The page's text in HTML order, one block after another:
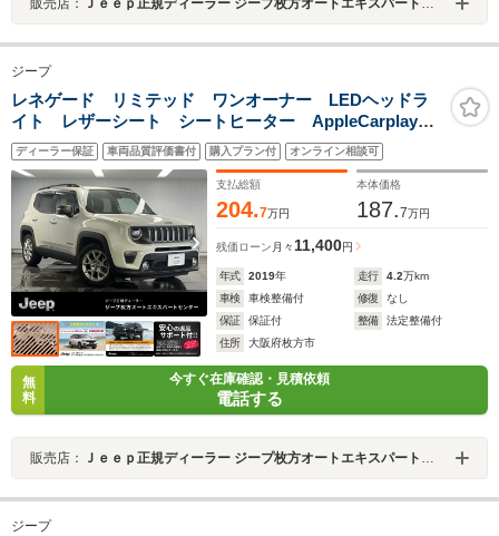
販売店： Ｊｅｅｐ正規ディーラー ジープ枚方オートエキスパートセンター
ジープ
レネゲード リミテッド ワンオーナー LEDヘッドラ
イト レザーシート シートヒーター AppleCarplay
Bluetooth 純正ナビゲーション 前面衝突警報 アダプ
ティブクルーズコントロール バックカメラ
ディーラー保証 車両品質評価書付 購入プラン付 オンライン相談可
支払総額
204.7万円
本体価格
187.7万円
残価ローン 月々11,400円
年式 2019年 走行 4.2万km
車検
車検整備付 修復
なし
保証
保証付 整備
法定整備付
住所
大阪府枚方市
無
料
今すぐ在庫確認・見積依頼
電話する
販売店： Ｊｅｅｐ正規ディーラー ジープ枚方オートエキスパートセンター
ジープ